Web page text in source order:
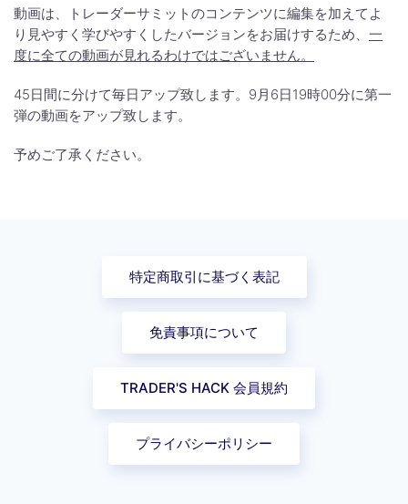
動画は、トレーダーサミットのコンテンツに編集を加えてよ
り見やすく学びやすくしたバージョンをお届けするため、 一
度に全ての動画が見れるわけではございません。
45日間に分けて毎日アップ致します。9月6日19時00分に第一
弾の動画をアップ致します。
予めご了承ください。
特定商取引に基づく表記
免責事項について
TRADER'S HACK 会員規約
プライバシーポリシー